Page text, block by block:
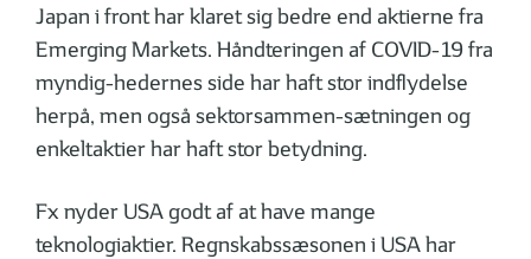
Japan i front har klaret sig bedre end aktierne fra
Emerging Markets. Håndteringen af COVID-19 fra
myndig-hedernes side har haft stor indflydelse
herpå, men også sektorsammen-sætningen og
enkeltaktier har haft stor betydning.
Fx nyder USA godt af at have mange
teknologiaktier. Regnskabssæsonen i USA har